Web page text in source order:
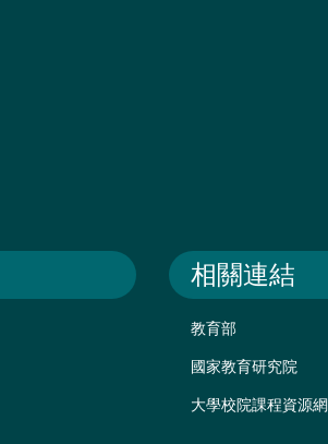
相關連結
教育部
國家教育研究院
大學校院課程資源網